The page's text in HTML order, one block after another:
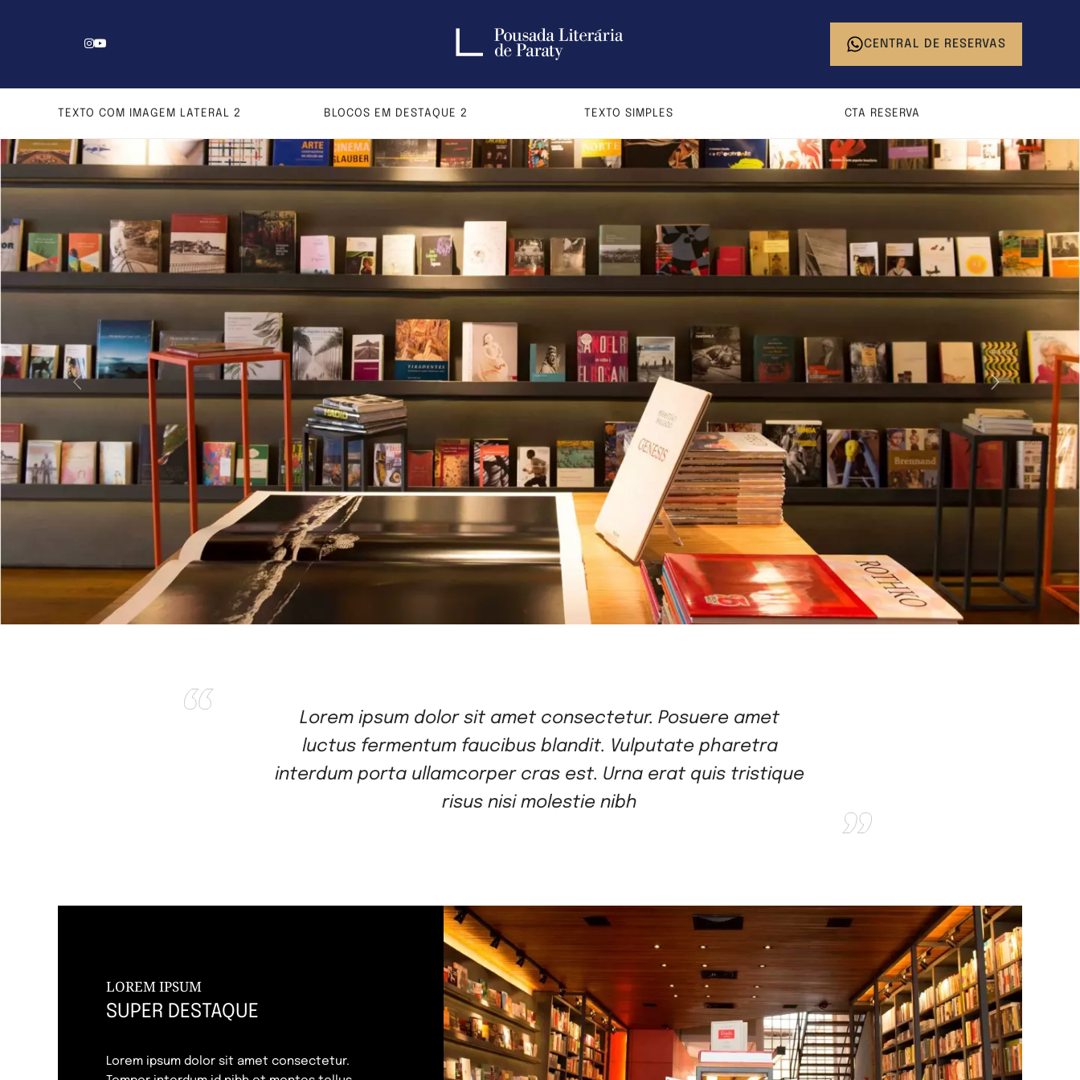
CENTRAL DE RESERVAS
TEXTO COM IMAGEM LATERAL 2 BLOCOS EM DESTAQUE 2 TEXTO SIMPLES CTA RESERVA
Lorem ipsum dolor sit amet consectetur. Posuere amet
luctus fermentum faucibus blandit. Vulputate pharetra
interdum porta ullamcorper cras est. Urna erat quis tristique
risus nisi molestie nibh
LOREM IPSUM
SUPER DESTAQUE
Lorem ipsum dolor sit amet consectetur.